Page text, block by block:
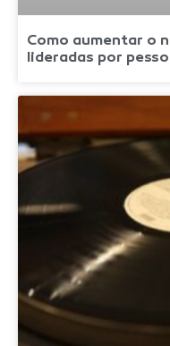
Como aumentar o
lideradas por